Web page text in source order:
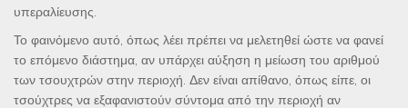
υπεραλίευσης.
Το φαινόμενο αυτό, όπως λέει πρέπει να μελετηθεί ώστε να φανεί
το επόμενο διάστημα, αν υπάρχει αύξηση η μείωση του αριθμού
των τσουχτρών στην περιοχή. Δεν είναι απίθανο, όπως είπε, οι
τσούχτρες να εξαφανιστούν σύντομα από την περιοχή αν